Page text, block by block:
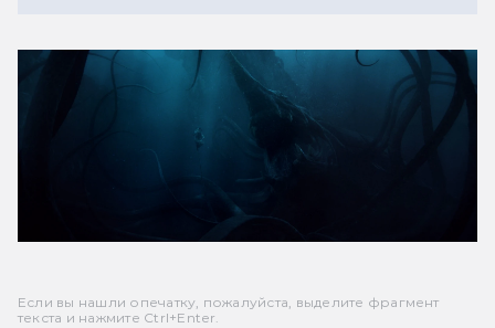
Если вы нашли опечатку, пожалуйста, выделите фрагмент
текста и нажмите Ctrl+Enter.